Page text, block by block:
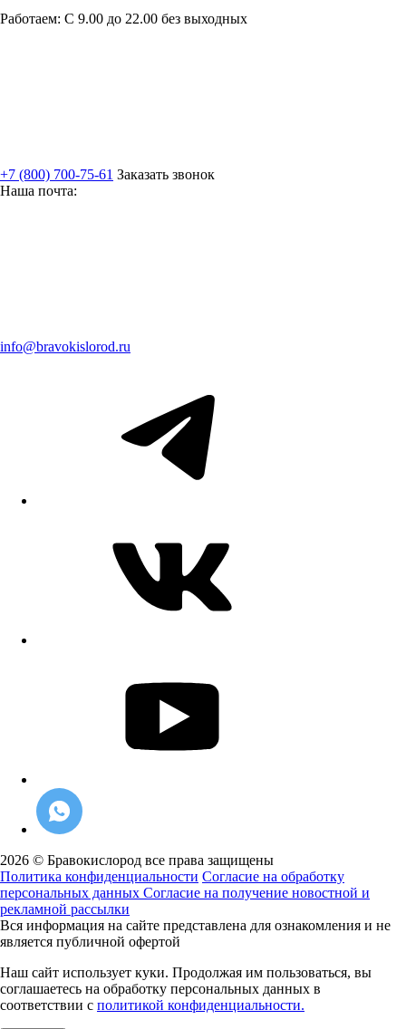
Работаем: С 9.00 до 22.00 без выходных
+7 (800) 700-75-61 Заказать звонок
Наша почта:
info@bravokislorod.ru
2026 © Бравокислород все права защищены
Политика конфиденциальности Согласие на обработку
персональных данных Согласие на получение новостной и
рекламной рассылки
Вся информация на сайте представлена для ознакомления и не
является публичной офертой
Наш сайт использует куки. Продолжая им пользоваться, вы
соглашаетесь на обработку персональных данных в
соответствии с политикой конфиденциальности.